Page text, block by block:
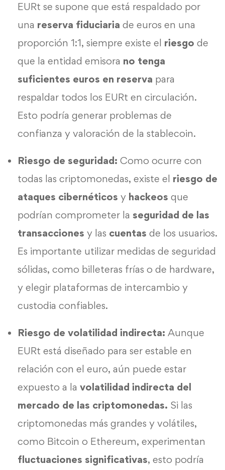
EURt se supone que está respaldado por
una reserva fiduciaria de euros en una
proporción 1:1, siempre existe el riesgo de
que la entidad emisora no tenga
suficientes euros en reserva para
respaldar todos los EURt en circulación.
Esto podría generar problemas de
confianza y valoración de la stablecoin.
Riesgo de seguridad: Como ocurre con
todas las criptomonedas, existe el riesgo de
ataques cibernéticos y hackeos que
podrían comprometer la seguridad de las
transacciones y las cuentas de los usuarios.
Es importante utilizar medidas de seguridad
sólidas, como billeteras frías o de hardware,
y elegir plataformas de intercambio y
custodia confiables.
Riesgo de volatilidad indirecta: Aunque
EURt está diseñado para ser estable en
relación con el euro, aún puede estar
expuesto a la volatilidad indirecta del
mercado de las criptomonedas. Si las
criptomonedas más grandes y volátiles,
como Bitcoin o Ethereum, experimentan
fluctuaciones significativas, esto podría